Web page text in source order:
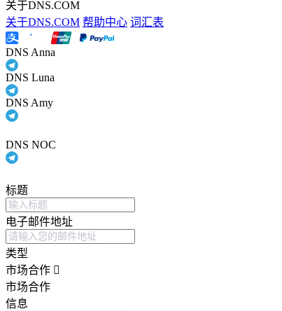
关于DNS.COM
关于DNS.COM 帮助中心 词汇表
DNS Anna
DNS Luna
DNS Amy
DNS NOC
标题
电子邮件地址
类型
市场合作
市场合作
信息